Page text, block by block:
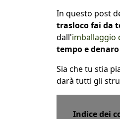
In questo post
trasloco fai da
dall'imballaggio
tempo e
Sia che tu stia
darà tutti gli
Indice dei